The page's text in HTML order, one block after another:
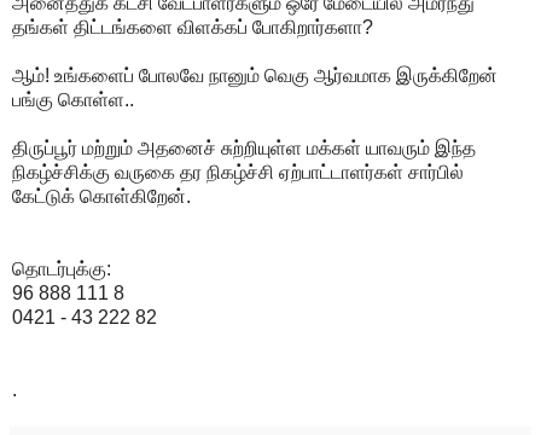
தங்கள் திட்டங்களை விளக்கப் போகிறார்களா?
ஆம்! உங்களைப் போலவே நானும் வெகு ஆர்வமாக இருக்கிறேன்
பங்கு கொள்ள..
திருப்பூர் மற்றும் அதனைச் சுற்றியுள்ள மக்கள் யாவரும் இந்த
நிகழ்ச்சிக்கு வருகை தர நிகழ்ச்சி ஏற்பாட்டாளர்கள் சார்பில்
கேட்டுக் கொள்கிறேன்.
தொடர்புக்கு:
96 888 111 8
0421 - 43 222 82
.